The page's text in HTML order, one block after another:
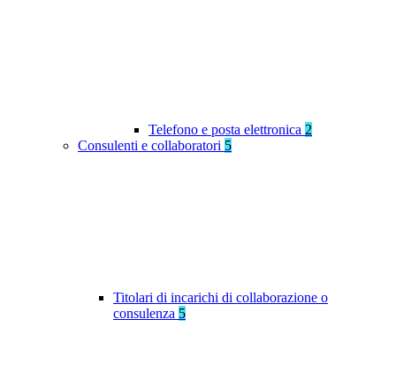
Telefono e posta elettronica 2
Consulenti e collaboratori 5
Titolari di incarichi di collaborazione o
consulenza 5